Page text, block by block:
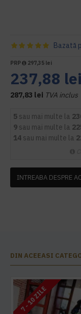
Bazată
PRP 297,35 lei
237,88 lei
287,83 lei TVA inclus
5 sau mai multe la
9 sau mai multe la
14 sau mai multe la
INTREABA DESPRE
DIN ACEEASI
7 - 10 ZILE